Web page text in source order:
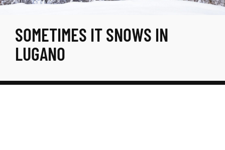
SOMETIMES IT SNOWS IN
LUGANO